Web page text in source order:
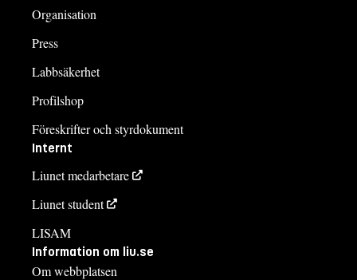
Organisation
Press
Labbsäkerhet
Profilshop
Föreskrifter och styrdokument
Internt
Liunet medarbetare
Liunet student
LISAM
Information om liu.se
Om webbplatsen